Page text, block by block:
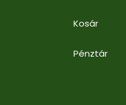
Kosár
Pénztár